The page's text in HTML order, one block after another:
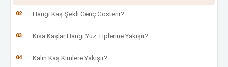
02 Hangi Kaş Şekli Genç Gösterir?
03 Kısa Kaşlar Hangi Yüz Tiplerine Yakışır?
04 Kalın Kaş Kimlere Yakışır?